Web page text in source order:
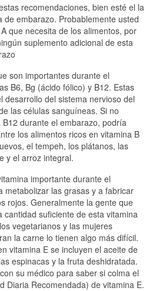
recomendaciones, bien esté el la
de embarazo. Probablemente usted
que necesita de los alimentos, por
suplemento adicional de esta
son importantes durante el
B6, Bg (ácido fólico) y B12. Estas
desarrollo del sistema nervioso del
las células sanguíneas. Si no
durante el embarazo, podría
los alimentos ricos en vitamina B
el tempeh, los plátanos, las
y el arroz integral.
importante durante el
metabolizar las grasas y a fabricar
rojos. Generalmente la gente que
suficiente de esta vitamina
vegetarianos y las mujeres
la carne lo tienen algo más difícil.
vitamina E se incluyen el aceite de
espinacas y la fruta deshidratada.
su médico para saber si colma el
Diaria Recomendada) de vitamina E.